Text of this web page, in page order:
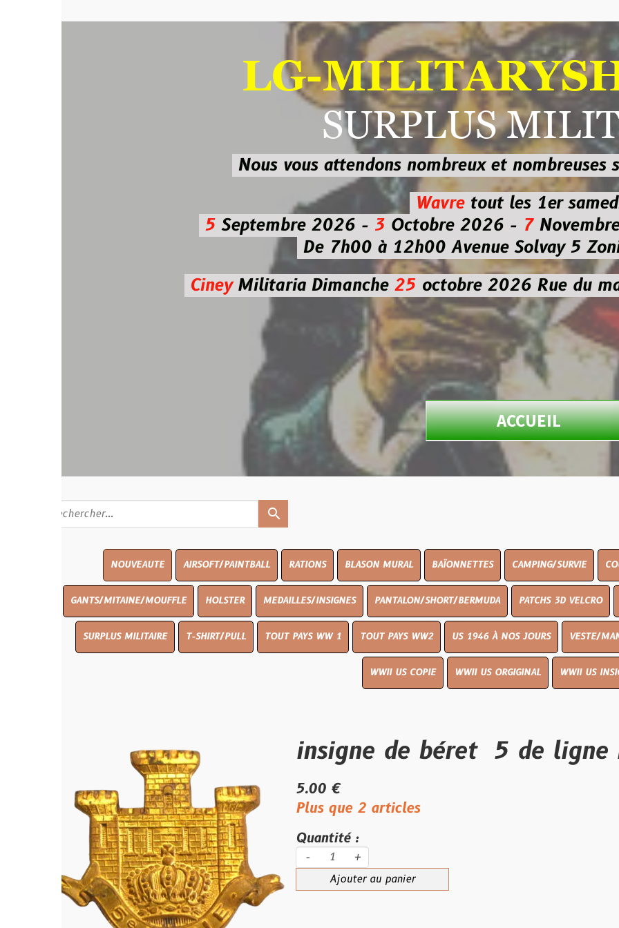
LG-
SURPLUS
Nous vous attendons nombreux et nombreusessur les
Wavre
tout les 1er samedi
Septembre 2026 -3Octobre 2026 - 7Novembre 2026
De 7h00 à 12h00 Avenue Solvay 5 Zoning
MilitariaDimanche25octobre 2026Rue du marché
ACCUEIL
AIRSOFT/PAINTBALL RATIONS BLASON MURAL BAÏONNETTES CAMPING/SURVIE COUTELLERIE
GANTS/MITAINE/MOUFFLE HOLSTER MEDAILLES/INSIGNES PANTALON/SHORT/BERMUDA PATCHS 3D VELCRO PEINTURE
SURPLUS MILITAIRE T-SHIRT/PULL TOUT PAYS WW 1 TOUT PAYS WW2 US 1946 À NOS JOURS VESTE/MANTEAU
WWII US COPIE WWII US ORGIGINAL WWII US INSIGNES
insigne de béret 5 de ligne
5.00 €
Plus que 2 articles
Quantité :
-
Ajouter au panier